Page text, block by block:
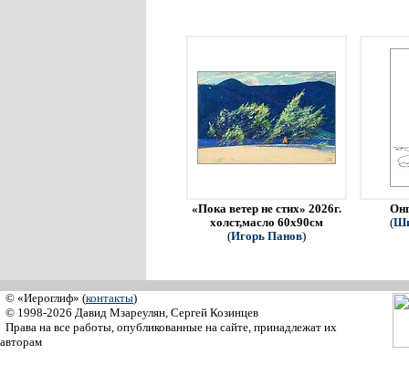
«Пока ветер не стих» 2026г.
холст,масло 60х90см
(Игорь Панов)
(
© «Иероглиф» (контакты)
© 1998-2026 Давид Мзареулян, Сергей Козинцев
Права на все работы, опубликованные на сайте, принадлежат их
авторам